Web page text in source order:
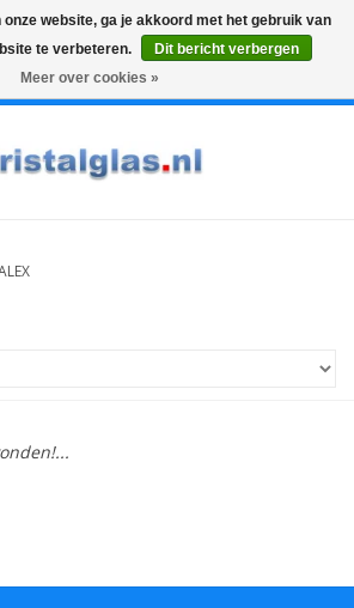
Graveren
website, ga je akkoord met het gebruik van
te verbeteren.
Dit bericht verbergen
Meer over cookies »